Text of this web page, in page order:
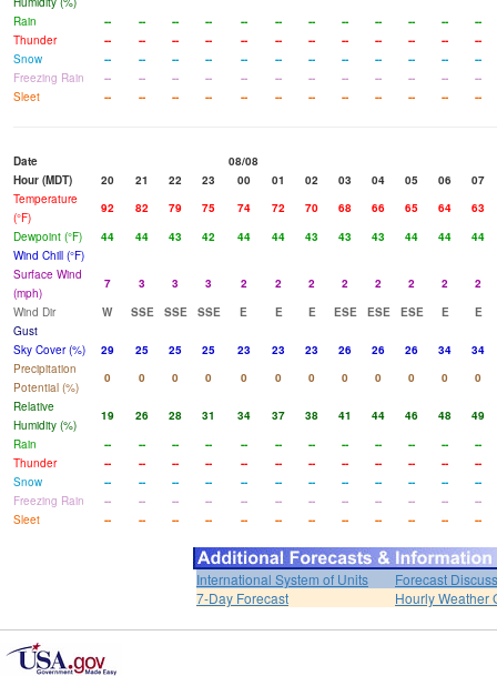
Rain
-- -- -- -- -- -- -- -- -- -- --
--
Thunder
-- -- -- -- -- -- -- -- -- -- --
--
Snow
-- -- -- -- -- -- -- -- -- -- --
--
Freezing Rain
-- -- -- -- -- -- -- -- -- -- --
--
Sleet
-- -- -- -- -- -- -- -- -- -- -- --
Date
08/08
Hour (MDT)
20 21 22 23 00 01 02 03 04 05 06
07
Temperature
(°F)
92 82 79 75 74 72 70 68 66 65 64
63
Dewpoint (°F)
44 44 43 42 44 44 43 43 43 44 44
44
Wind Chill (°F)
Surface Wind
(mph)
7 3 3 3 2 2 2 2 2 2 2
2
Wind Dir
W SSE SSE SSE E E E ESE ESE ESE E
E
Gust
Sky Cover (%)
29 25 25 25 23 23 23 26 26 26 34
34
Precipitation
Potential (%)
0 0 0 0 0 0 0 0 0 0 0
0
Relative
Humidity (%)
19 26 28 31 34 37 38 41 44 46 48
49
Rain
-- -- -- -- -- -- -- -- -- -- --
--
Thunder
-- -- -- -- -- -- -- -- -- -- --
--
Snow
-- -- -- -- -- -- -- -- -- -- --
--
Freezing Rain
-- -- -- -- -- -- -- -- -- -- --
--
Sleet
-- -- -- -- -- -- -- -- -- -- -- --
International System of Units
Forecast
7-Day Forecast
Hourly Weather